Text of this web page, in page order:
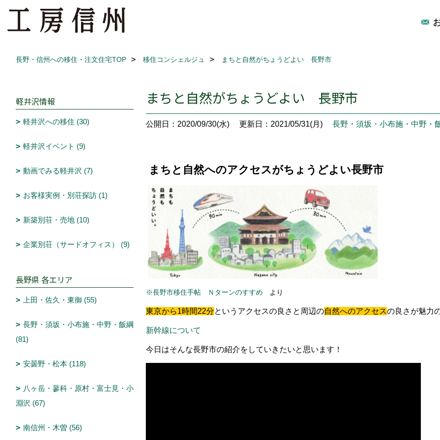
長野・信州への移住・注文住宅TOP 移住コンシェルジュ まちと自然がちょうどよい 長野市
まちと自然がちょうどよい 長野市
公開日：2020/09/30(水) 更新日：2021/05/31(月) 長野・須坂・小布施・中野・
まちと自然へのアクセスがちょうどよい長野市
※長野市移住手帖 Ｎターンのすすめ より
東京から1時間22分というアクセスの良さと周辺の自然へのアクセスの良さが魅力
新幹線について
今日はそんな長野市の紹介をしていきたいと思います！
軽井沢情報
軽井沢への移住 (30)
軽井沢イベント (9)
動画でみる軽井沢 (7)
お客様実例・別荘探訪 (1)
新築別荘・売地 (10)
企業別荘（サードオフィス） (9)
長野県 各エリア
上田・佐久・東御 (55)
長野・須坂・小布施・中野・飯綱
(81)
安曇野・松本 (118)
八ヶ岳・蓼科・原村・富士見・小
淵沢 (67)
南信州・木曽 (56)